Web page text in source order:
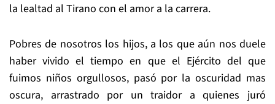
la lealtad al Tirano con el amor a la carrera.
Pobres de nosotros los hijos, a los que aún nos duele
haber vivido el tiempo en que el Ejército del que
fuimos niños orgullosos, pasó por la oscuridad mas
oscura, arrastrado por un traidor a quienes juró